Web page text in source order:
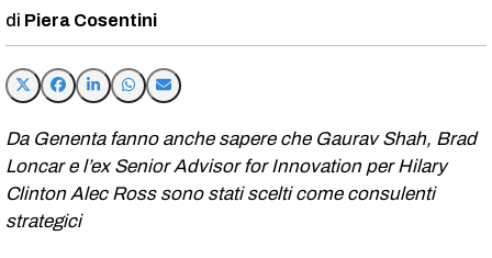
Piera Cosentini
Da Genenta fanno anche sapere che Gaurav Shah, Brad
Loncar e l’ex Senior Advisor for Innovation per Hilary
Clinton Alec Ross sono stati scelti come consulenti
strategici